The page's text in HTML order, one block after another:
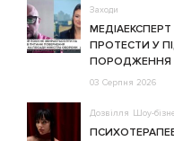
Заходи
ПРОТЕСТИ У
ПОРОДЖЕННЯ
03 Серпня 2026
Дозвілля Шоу-